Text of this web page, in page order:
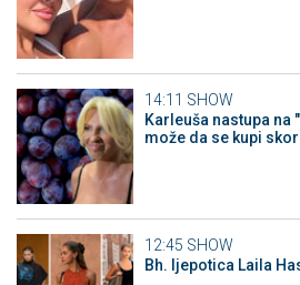
14:11 SHOW
Karleuša nastupa na
može da se kupi
12:45 SHOW
Bh. ljepotica Laila